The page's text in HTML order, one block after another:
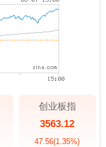
创业板指
3563.12
47.56(1.35%)